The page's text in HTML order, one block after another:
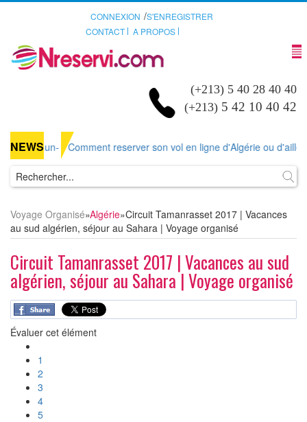
CONNEXION /S'ENREGISTRER
CONTACT
A PROPOS
(+213) 5 40 28 40 40
(+213) 5 42 10 40 42
NEWS
: Comment reserver son vol en ligne d'Algérie ou d'ailleurs sur
Voyage Organisé»Algérie»Circuit Tamanrasset 2017 | Vacances
au sud algérien, séjour au Sahara | Voyage organisé
Circuit Tamanrasset 2017 | Vacances au sud
algérien, séjour au Sahara | Voyage organisé
Évaluer cet élément
1
2
3
4
5